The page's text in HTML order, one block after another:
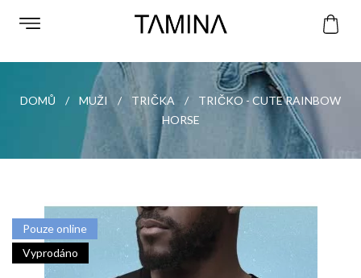
DOMŮ MUŽI TRIČKA
TRIČKO - CUTE RAINBOW
HORSE
Pouze online
Vyprodáno